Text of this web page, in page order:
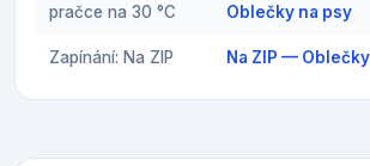
pračce na 30 °C
Oblečky na psy
Zapínání: Na ZIP Na ZIP —